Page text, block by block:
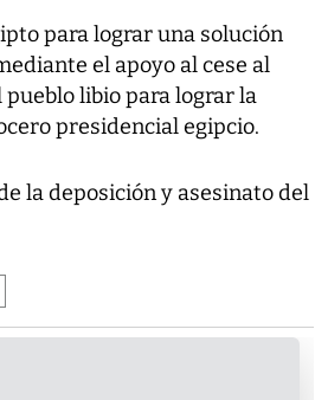
para lograr una solución
el apoyo al cese al
libio para lograr la
presidencial egipcio.
la deposición y asesinato del